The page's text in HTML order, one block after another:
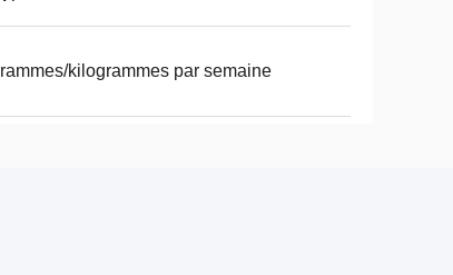
kilogrammes par semaine